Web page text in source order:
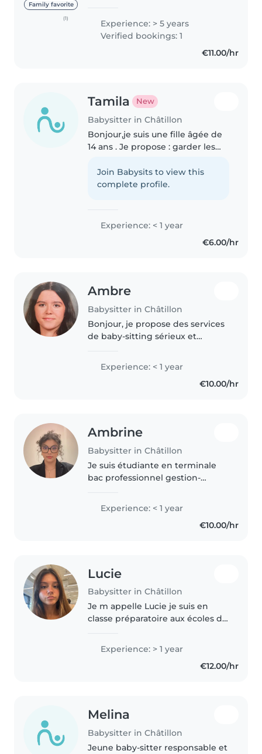
Family favorite
(1)
nouvelles études dans
l’immobilier. À côté de cela, je
fais des babysittings depuis..
Experience: > 5 years
Verified bookings: 1
€11.00/hr
Tamila New
Babysitter in Châtillon
Bonjour,je suis une fille âgée de
14 ans . Je propose : garder les
aux devoirs ,préparer un goûter
simple ,faire des activités
Join Babysits to view this
complete profile.
Experience: < 1 year
€6.00/hr
Ambre
Babysitter in Châtillon
Bonjour, je propose des services
de baby-sitting sérieux et
de l'expérience en m'occupant
régulièrement de mes cousins et
des enfants de mon immeuble...
Experience: < 1 year
€10.00/hr
Ambrine
Babysitter in Châtillon
Je suis étudiante en terminale
bac professionnel gestion-
nombreux cousins et cousines,
j'ai l'habitude de m'occuper..
Experience: < 1 year
€10.00/hr
Lucie
Babysitter in Châtillon
Je m appelle Lucie je suis en
classe préparatoire aux écoles de
ambitieuse et responsable. J'ai l
habitude de faire du babysitting
Experience: > 1 year
€12.00/hr
Melina
Babysitter in Châtillon
Jeune baby-sitter responsable et